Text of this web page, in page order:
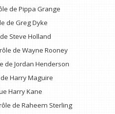
de Pippa Grange
de Greg Dyke
Steve Holland
de Wayne Rooney
de Jordan Henderson
Harry Maguire
Harry Kane
de Raheem Sterling